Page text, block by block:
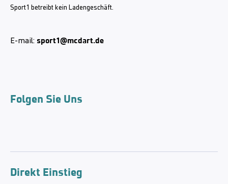
Sport1 betreibt kein Ladengeschäft.
E-mail: sport1@mcdart.de
Folgen Sie Uns
Direkt Einstieg